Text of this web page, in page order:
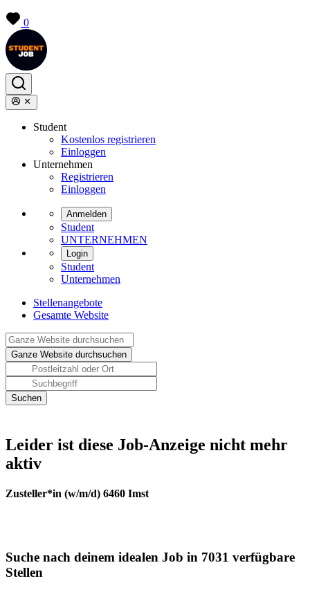
0
Student
Kostenlos registrieren
Einloggen
Unternehmen
Registrieren
Einloggen
Anmelden
Student
UNTERNEHMEN
Login
Student
Unternehmen
Stellenangebote
Gesamte Website
Leider ist diese Job-Anzeige nicht mehr
aktiv
Zusteller*in (w/m/d) 6460 Imst
Suche nach deinem idealen Job in 7031 verfügbare
Stellen